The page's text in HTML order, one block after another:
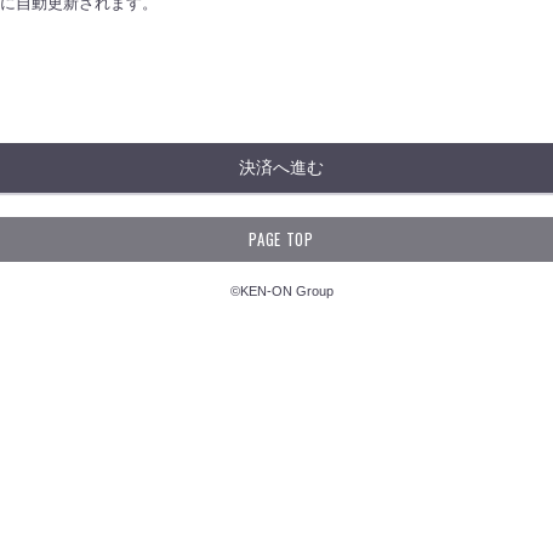
決済へ進む
PAGE TOP
©KEN-ON Group